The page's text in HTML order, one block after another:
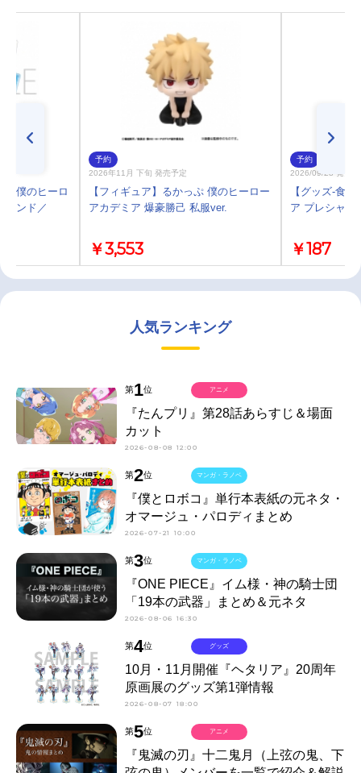
】僕のヒーロ
タンド／
予約
2026年11月 下旬 発売予定
【フィギュア】るかっぷ 僕のヒーロー
アカデミア 爆豪勝己 私服ver.
￥3,553
予約
2026/09/28 発売
【グッズ-食
ア プレシャス
￥187
人気ランキング
第1位
『たんプリ』第28話あらすじ＆場面
カット
2026-08-08 12:00
アニメ
第2位
『僕とロボコ』単行本表紙の元ネタ・
オマージュ・パロディまとめ
2026-07-21 10:00
マンガ・ラノベ
第3位
『ONE PIECE』イム様・神の騎士団
「19本の武器」まとめ＆元ネタ
2026-08-06 16:30
マンガ・ラノベ
第4位
10月・11月開催『ヘタリア』20周年
原画展のグッズ第1弾情報
2026-08-07 18:00
グッズ
第5位
『鬼滅の刃』十二鬼月（上弦の鬼、下
アニメ